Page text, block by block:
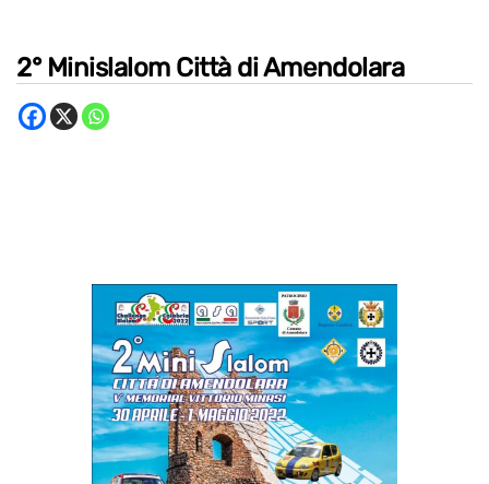
2° Minislalom Città di Amendolara